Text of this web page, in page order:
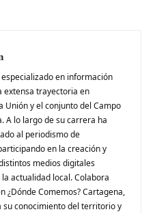
en información
extensa trayectoria en
Unión y el conjunto del Campo
A lo largo de su carrera ha
al periodismo de
en la creación y
medios digitales
actualidad local. Colabora
¿Dónde Comemos? Cartagena,
su conocimiento del territorio y